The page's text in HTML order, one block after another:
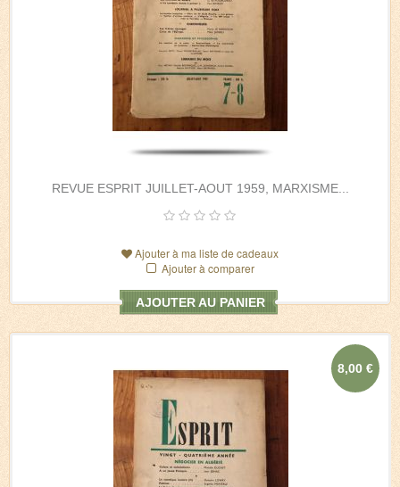
REVUE ESPRIT JUILLET-AOUT 1959, MARXISME...
Ajouter à ma liste de cadeaux
Ajouter à comparer
AJOUTER AU PANIER
8,00 €